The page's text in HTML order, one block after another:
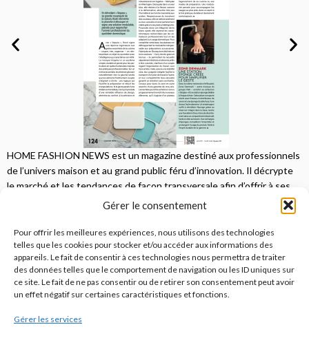
Gérer le consentement
Pour offrir les meilleures expériences, nous utilisons des technologies
telles que les cookies pour stocker et/ou accéder aux informations des
appareils. Le fait de consentir à ces technologies nous permettra de traiter
des données telles que le comportement de navigation ou les ID uniques sur
ce site. Le fait de ne pas consentir ou de retirer son consentement peut avoir
un effet négatif sur certaines caractéristiques et fonctions.
Gérer les services
HOME FASHION NEWS est un magazine destiné aux professionnels
de l’univers maison et au grand public féru d’innovation. Il décrypte
le marché et les tendances de façon transversale afin d’offrir à ses
lecteurs une vision complète.
JE M'ABONNE